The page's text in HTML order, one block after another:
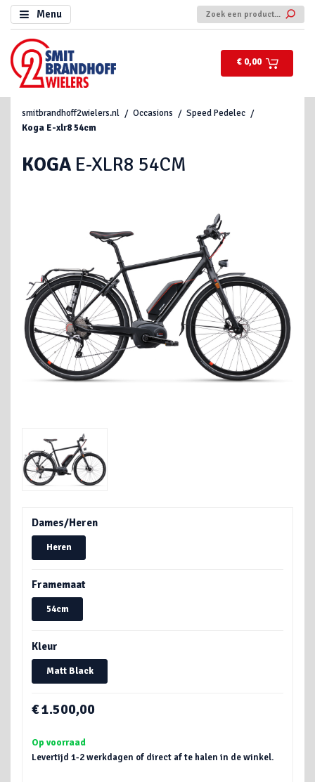
Menu
€ 0,00
smitbrandhoff2wielers.nl Occasions
Speed Pedelec
Koga E-xlr8 54cm
KOGA E-XLR8 54CM
Dames/Heren
Heren
Framemaat
54cm
Kleur
Matt Black
€ 1.500,00
Op voorraad
Levertijd 1-2 werkdagen of direct af te halen in de winkel.